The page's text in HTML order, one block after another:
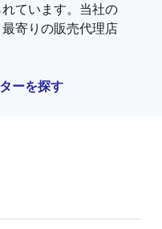
ています。当社の
寄りの販売代理店
ーを探す